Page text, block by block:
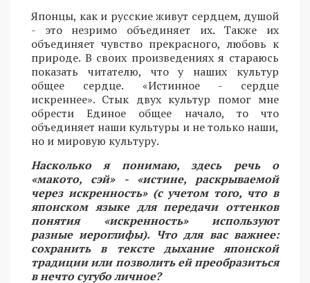
Японцы, как и русские живут сердцем, душой
- это незримо объединяет их. Также их
объединяет чувство прекрасного, любовь к
природе. В своих произведениях я стараюсь
показать читателю, что у наших культур
общее сердце. «Истинное - сердце
искреннее». Стык двух культур помог мне
обрести Единое общее начало, то что
объединяет наши культуры и не только наши,
но и мировую культуру.
Насколько я понимаю, здесь речь о
«макото, сэй» - «истине, раскрываемой
через искренность» (с учетом того, что в
японском языке для передачи оттенков
понятия «искренность» используют
разные иероглифы). Что для вас важнее:
сохранить в тексте дыхание японской
традиции или позволить ей преобразиться
в нечто сугубо личное?